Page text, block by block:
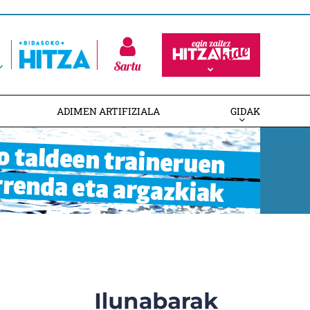
Sartu
ADIMEN ARTIFIZIALA GIDAK